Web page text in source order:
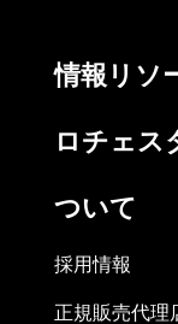
情報リソ
ロチェス
ついて
採用情報
正規販売代理